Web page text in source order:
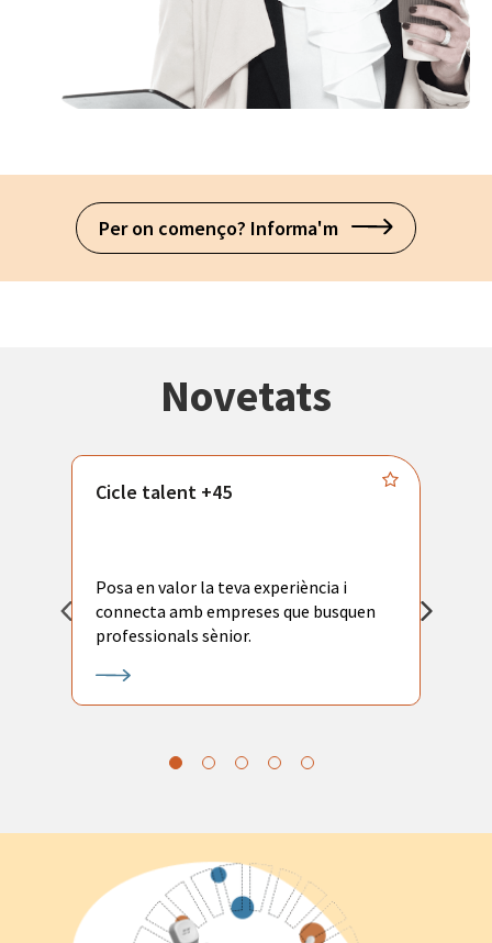
Per on començo? Informa'm
Novetats
Cicle talent +45
Posa en valor la teva experiència i
connecta amb empreses que busquen
professionals sènior.